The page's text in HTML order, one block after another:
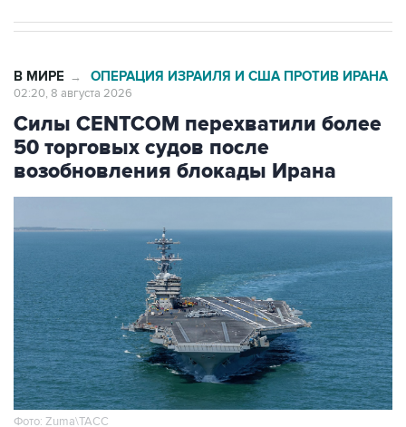
Силы CENTCOM перехватили более
50 торговых судов после
возобновления блокады Ирана
Фото: Zuma\ТАСС
Москва. 8 августа. INTERFAX.RU -